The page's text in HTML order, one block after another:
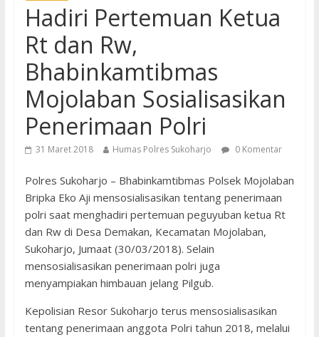
Hadiri Pertemuan Ketua
Rt dan Rw,
Bhabinkamtibmas
Mojolaban Sosialisasikan
Penerimaan Polri
31 Maret 2018 Humas Polres Sukoharjo 0 Komentar
Polres Sukoharjo – Bhabinkamtibmas Polsek Mojolaban
Bripka Eko Aji mensosialisasikan tentang penerimaan
polri saat menghadiri pertemuan peguyuban ketua Rt
dan Rw di Desa Demakan, Kecamatan Mojolaban,
Sukoharjo, Jumaat (30/03/2018). Selain
mensosialisasikan penerimaan polri juga
menyampiakan himbauan jelang Pilgub.
Kepolisian Resor Sukoharjo terus mensosialisasikan
tentang penerimaan anggota Polri tahun 2018, melalui